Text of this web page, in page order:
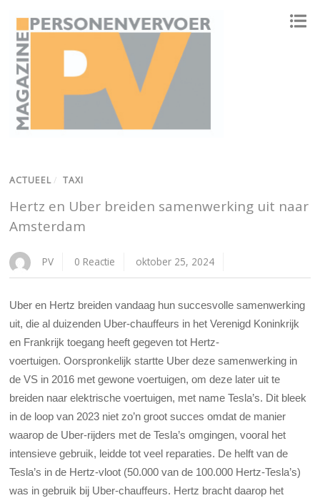
ACTUEEL / TAXI
Hertz en Uber breiden samenwerking uit naar
Amsterdam
PV 0 Reactie oktober 25, 2024
Uber en Hertz breiden vandaag hun succesvolle samenwerking
uit, die al duizenden Uber-chauffeurs in het Verenigd Koninkrijk
en Frankrijk toegang heeft gegeven tot Hertz-
voertuigen. Oorspronkelijk startte Uber deze samenwerking in
de VS in 2016 met gewone voertuigen, om deze later uit te
breiden naar elektrische voertuigen, met name Tesla’s. Dit bleek
in de loop van 2023 niet zo’n groot succes omdat de manier
waarop de Uber-rijders met de Tesla’s omgingen, vooral het
intensieve gebruik, leidde tot veel reparaties. De helft van de
Tesla’s in de Hertz-vloot (50.000 van de 100.000 Hertz-Tesla’s)
was in gebruik bij Uber-chauffeurs. Hertz bracht daarop het